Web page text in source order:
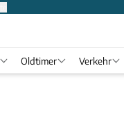
Oldtimer Verkehr